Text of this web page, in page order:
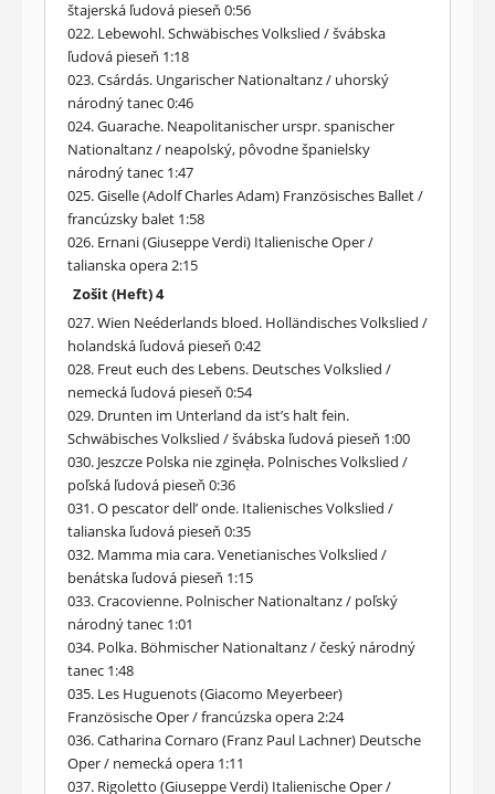
štajerská ľudová pieseň 0:56
022. Lebewohl. Schwäbisches Volkslied / švábska
ľudová pieseň 1:18
023. Csárdás. Ungarischer Nationaltanz / uhorský
národný tanec 0:46
024. Guarache. Neapolitanischer urspr. spanischer
Nationaltanz / neapolský, pôvodne španielsky
národný tanec 1:47
025. Giselle (Adolf Charles Adam) Französisches Ballet /
francúzsky balet 1:58
026. Ernani (Giuseppe Verdi) Italienische Oper /
talianska opera 2:15
Zošit (Heft) 4
027. Wien Neéderlands bloed. Holländisches Volkslied /
holandská ľudová pieseň 0:42
028. Freut euch des Lebens. Deutsches Volkslied /
nemecká ľudová pieseň 0:54
029. Drunten im Unterland da ist’s halt fein.
Schwäbisches Volkslied / švábska ľudová pieseň 1:00
030. Jeszcze Polska nie zginęła. Polnisches Volkslied /
poľská ľudová pieseň 0:36
031. O pescator dell’ onde. Italienisches Volkslied /
talianska ľudová pieseň 0:35
032. Mamma mia cara. Venetianisches Volkslied /
benátska ľudová pieseň 1:15
033. Cracovienne. Polnischer Nationaltanz / poľský
národný tanec 1:01
034. Polka. Böhmischer Nationaltanz / český národný
tanec 1:48
035. Les Huguenots (Giacomo Meyerbeer)
Französische Oper / francúzska opera 2:24
036. Catharina Cornaro (Franz Paul Lachner) Deutsche
Oper / nemecká opera 1:11
037. Rigoletto (Giuseppe Verdi) Italienische Oper /